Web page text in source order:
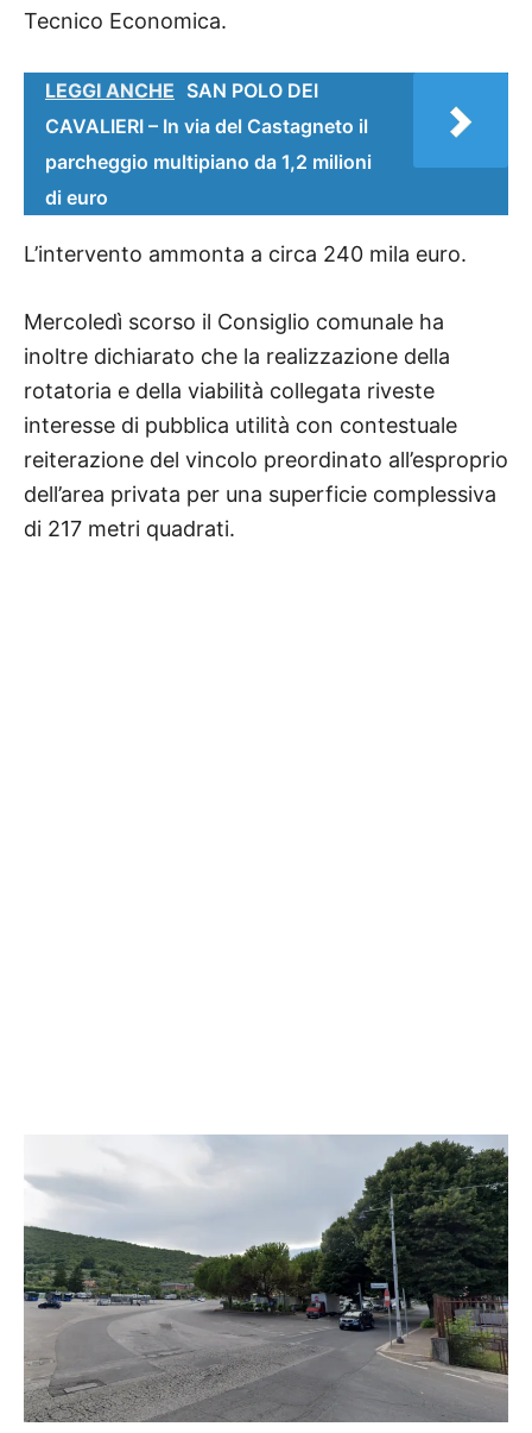
Tecnico Economica.
LEGGI ANCHE SAN POLO DEI
CAVALIERI – In via del Castagneto il
parcheggio multipiano da 1,2 milioni
di euro
L’intervento ammonta a circa 240 mila euro.
Mercoledì scorso il Consiglio comunale ha
inoltre dichiarato che la realizzazione della
rotatoria e della viabilità collegata riveste
interesse di pubblica utilità con contestuale
reiterazione del vincolo preordinato all’esproprio
dell’area privata per una superficie complessiva
di 217 metri quadrati.